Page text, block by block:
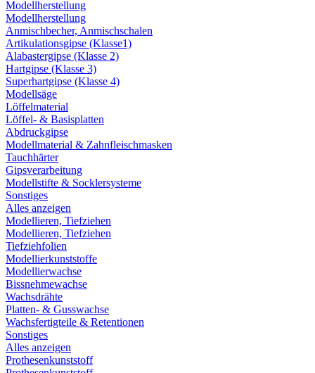
Modellherstellung
Modellherstellung
Anmischbecher, Anmischschalen
Artikulationsgipse (Klasse1)
Alabastergipse (Klasse 2)
Hartgipse (Klasse 3)
Superhartgipse (Klasse 4)
Modellsäge
Löffelmaterial
Löffel- & Basisplatten
Abdruckgipse
Modellmaterial & Zahnfleischmasken
Tauchhärter
Gipsverarbeitung
Modellstifte & Socklersysteme
Sonstiges
Alles anzeigen
Modellieren, Tiefziehen
Modellieren, Tiefziehen
Tiefziehfolien
Modellierkunststoffe
Modellierwachse
Bissnehmewachse
Wachsdrähte
Platten- & Gusswachse
Wachsfertigteile & Retentionen
Sonstiges
Alles anzeigen
Prothesenkunststoff